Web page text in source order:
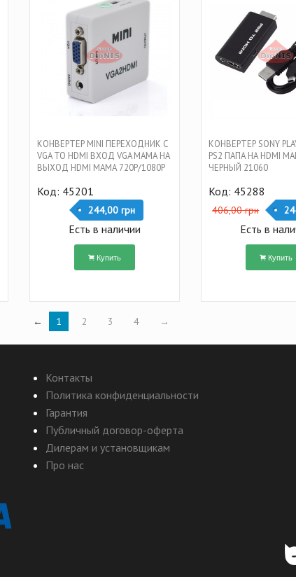
КОНВЕРТЕР MINI ПЕРЕХОДНИК С
VGA TO HDMI ВХОД VGA МАМА НА
ВЫХОД HDMI МАМА 720P/1080P
Код: 45201
244,00 грн
Есть в наличии
Купить
КОНВЕРТЕР SONY
PS2 ПАПА НА HDMI
ЧЕРНЫЙ 21060
Код: 45288
406,00 грн
Есть в
Купить
← 1 2 3 4 →
Контакты
Политика конфиденциальности
Гарантия
Публичный договор-оферта
Дилерам и установщикам
Про нас